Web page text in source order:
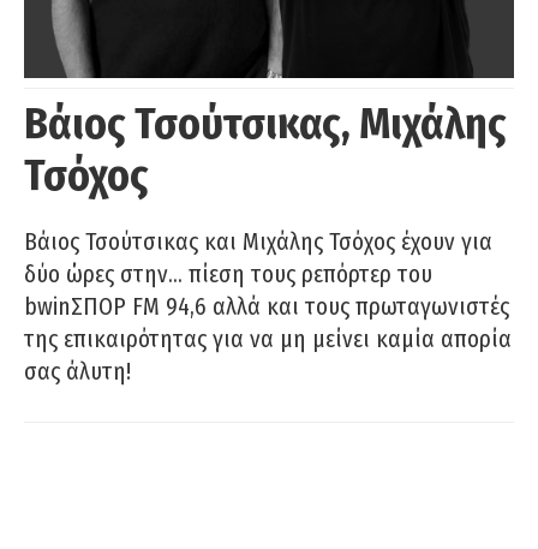
Βάιος Τσούτσικας, Μιχάλης
Τσόχος
Βάιος Τσούτσικας και Μιχάλης Τσόχος έχουν για
δύο ώρες στην… πίεση τους ρεπόρτερ του
bwinΣΠΟΡ FM 94,6 αλλά και τους πρωταγωνιστές
της επικαιρότητας για να μη μείνει καμία απορία
σας άλυτη!